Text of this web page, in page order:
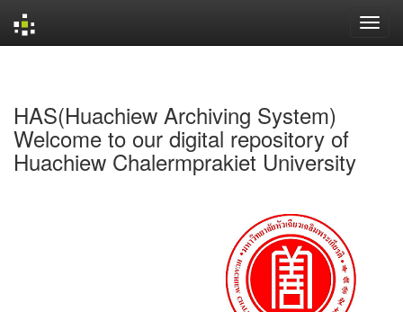
HAS(Huachiew Archiving System)
Welcome to our digital repository of
Huachiew Chalermprakiet University